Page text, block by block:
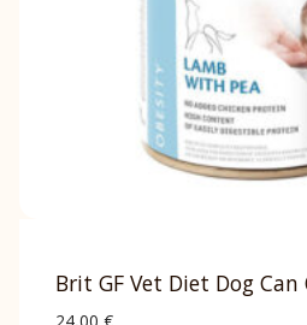
Brit GF Vet Diet Dog